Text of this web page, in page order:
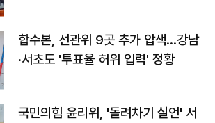
합수본, 선관위 9곳 추가 압색…강남
·서초도 '투표율 허위 입력' 정황
국민의힘 윤리위, '돌려차기 실언' 서